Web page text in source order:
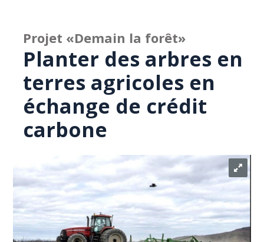
Projet «Demain la forêt»
Planter des arbres en
terres agricoles en
échange de crédit
carbone